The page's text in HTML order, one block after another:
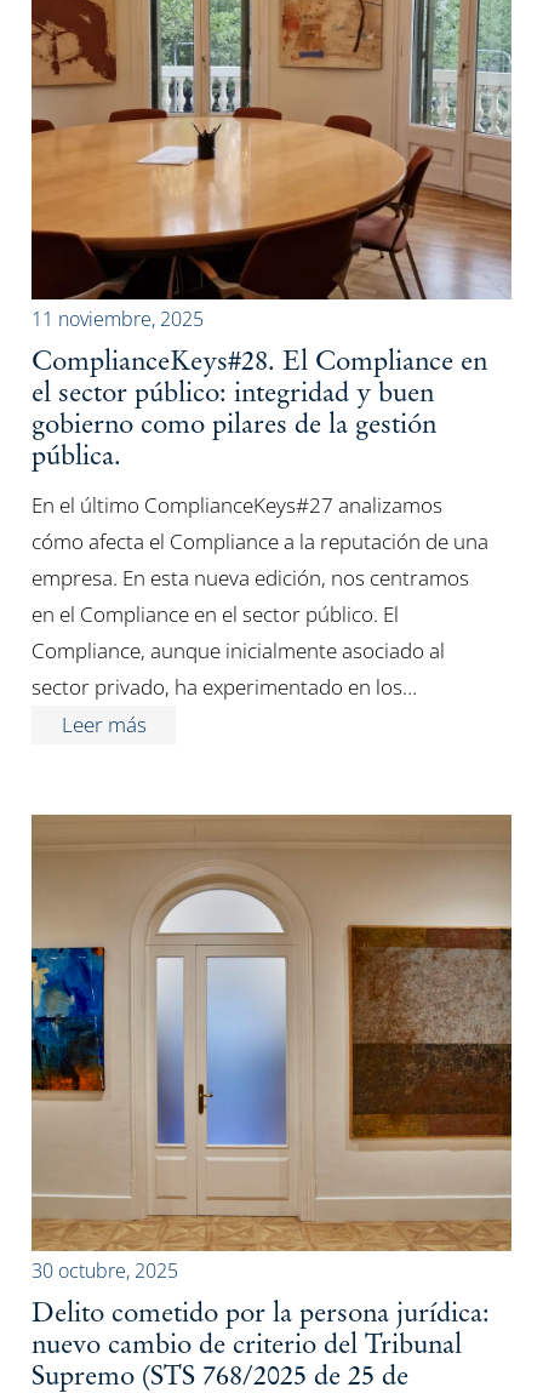
11 noviembre, 2025
ComplianceKeys#28. El Compliance en
el sector público: integridad y buen
gobierno como pilares de la gestión
pública.
En el último ComplianceKeys#27 analizamos
cómo afecta el Compliance a la reputación de una
empresa. En esta nueva edición, nos centramos
en el Compliance en el sector público. El
Compliance, aunque inicialmente asociado al
sector privado, ha experimentado en los…
Leer más
30 octubre, 2025
Delito cometido por la persona jurídica:
nuevo cambio de criterio del Tribunal
Supremo (STS 768/2025 de 25 de